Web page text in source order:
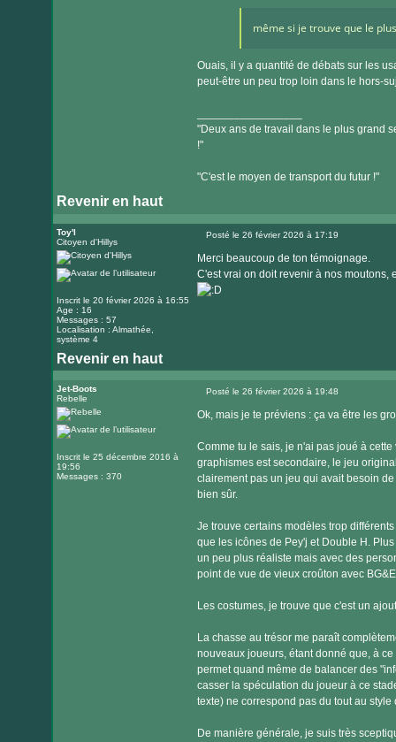
même si je trouve que le
Ouais, il y a quantité de débats sur les
peut-être un peu trop loin dans le hors-
"Deux ans de travail dans le plus grand
!"
"C'est le moyen de transport du futur !"
Revenir en haut
Toy'l
Citoyen d'Hillys
Inscrit le 20 février 2026 à 16:55
Age : 16
Messages : 57
Localisation : Almathée,
système 4
Posté le 26 février 2026 à 17:19
Merci beaucoup de ton témoignage.
C'est vrai on doit revenir à nos moutons,
Revenir en haut
Jet-Boots
Rebelle
Inscrit le 25 décembre 2016 à
19:56
Messages : 370
Posté le 26 février 2026 à 19:48
Ok, mais je te préviens : ça va être les
Comme tu le sais, je n'ai pas joué à
graphismes est secondaire, le jeu
clairement pas un jeu qui avait besoin
bien sûr.
Je trouve certains modèles trop
que les icônes de Pey'j et Double H.
un peu plus réaliste mais avec des
point de vue de vieux croûton avec
Les costumes, je trouve que c'est un
La chasse au trésor me paraît
nouveaux joueurs, étant donné que, à
permet quand même de balancer des
casser la spéculation du joueur à ce
texte) ne correspond pas du tout au style
De manière générale, je suis très